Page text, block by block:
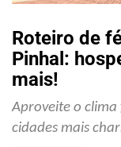
Roteiro de
Pinhal:
mais!
Aproveite o
cidades mais